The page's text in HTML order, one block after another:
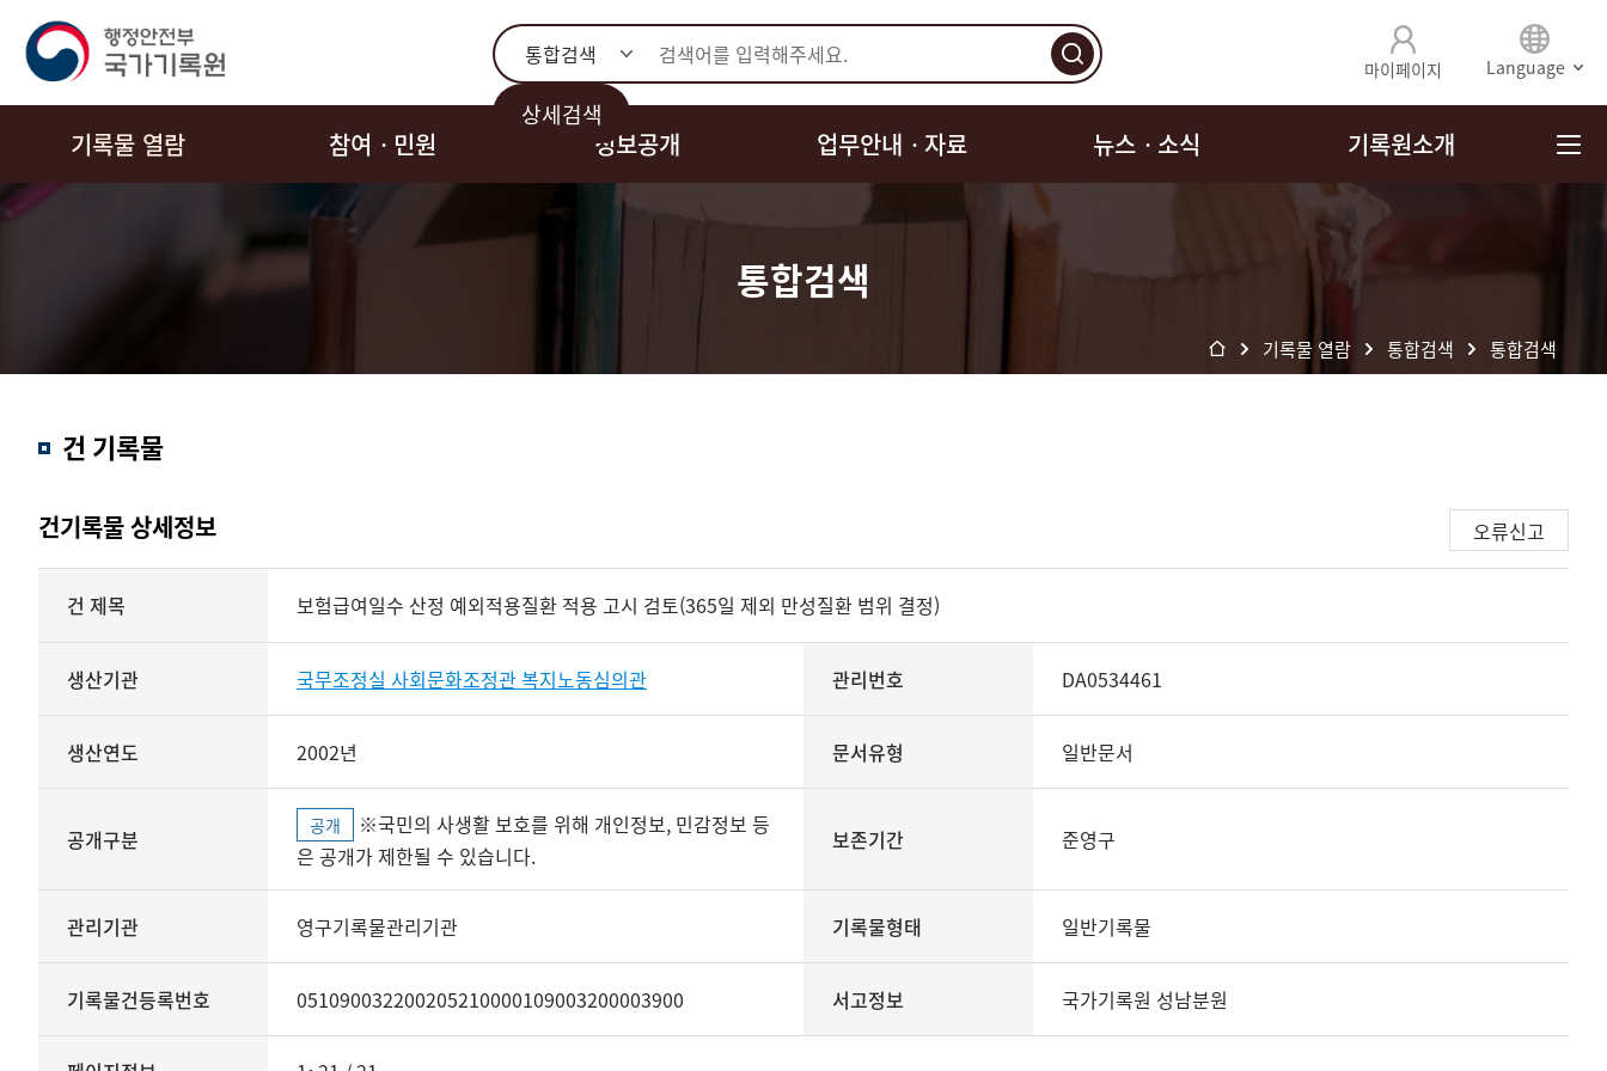
통합검색
상세검색
마이페이지 Language
기록물 열람 참여ㆍ민원 정보공개 업무안내ㆍ자료 뉴스ㆍ소식 기록원소개
통합검색
기록물 열람 통합검색 통합검색
검색건 기록물
건기록물 상세정보
오류신고
건 제목 보험급여일수 산정 예외적용질환 적용 고시 검토(365일 제외 만성질환 범위 결정)
생산기관 국무조정실 사회문화조정관 복지노동심의관 관리번호 DA0534461
생산연도 2002년 문서유형 일반문서
공개구분 공개
은 공개가 제한될 수 있습니다.
보존기간 준영구
관리기관 영구기록물관리기관 기록물형태 일반기록물
기록물건등록번호 051090032200205210000109003200003900 서고정보 국가기록원 성남분원